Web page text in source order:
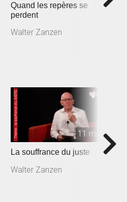
Quand les repères se
perdent
Walter Zanzen
11 min
La souffrance du juste
Walter Zanzen